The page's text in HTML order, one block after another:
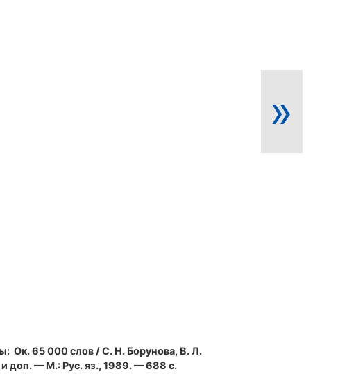
»
: Ок. 65 000 слов / С. Н. Борунова, В. Л.
доп. — М.: Рус. яз., 1989. — 688 с.